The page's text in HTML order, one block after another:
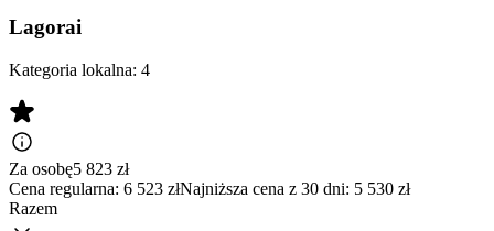
Lagorai
Kategoria lokalna: 4
Za osobę5 823 zł
Cena regularna: 6 523 złNajniższa cena z 30 dni: 5 530 zł
Razem